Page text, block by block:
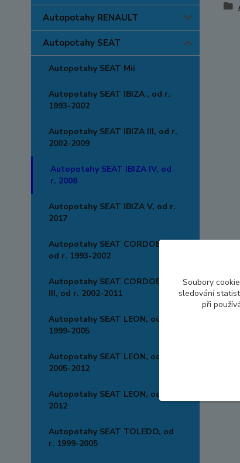
Autopotahy RENAULT
Autopotahy SEAT
Autopotahy SEAT Mii
Autopotahy SEAT IBIZA , od r.
1993-2002
Autopotahy SEAT IBIZA III, od r.
2002-2009
Autopotahy SEAT IBIZA IV, od
r. 2008
Autopotahy SEAT IBIZA V, od r.
2017
Autopotahy SEAT CORDOBA I,
od r. 1993-2002
Autopotahy SEAT CORDOBA II,
III, od r. 2002-2011
Autopotahy SEAT LEON, od r.
1999-2005
Autopotahy SEAT LEON, od r.
2005-2012
Autopotahy SEAT LEON, od r.
2012
Autopotahy SEAT TOLEDO, od
r. 1999-2005
Soubory
sledování
při